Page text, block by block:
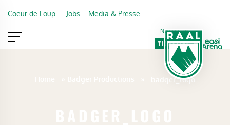
Coeur de Loup Jobs Media & Presse
Newsletter
TICKETING
VIP
FAN SHOP
badger_logo